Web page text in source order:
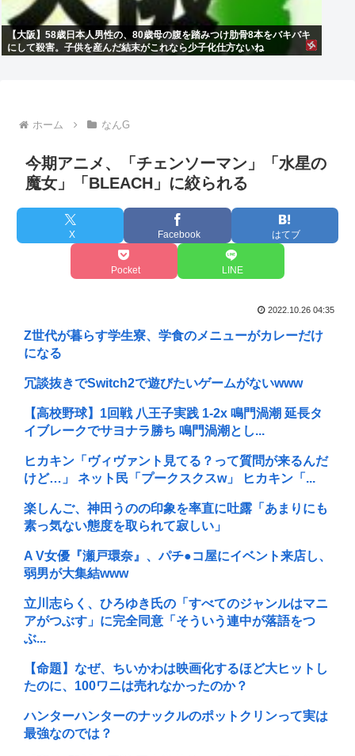
【大阪】58歳日本人男性の、80歳母の腹を踏みつけ肋骨8本をバキバキ
にして殺害。子供を産んだ結末がこれなら少子化仕方ないね
ホーム なんG
今期アニメ、「チェンソーマン」「水星の
魔女」「BLEACH」に絞られる
X Facebook はてブ
Pocket LINE
2022.10.26 04:35
Z世代が暮らす学生寮、学食のメニューがカレーだけ
になる
冗談抜きでSwitch2で遊びたいゲームがないwww
【高校野球】1回戦 八王子実践 1-2x 鳴門渦潮 延長タ
イブレークでサヨナラ勝ち 鳴門渦潮とし...
ヒカキン「ヴィヴァント見てる？って質問が来るんだ
けど…」 ネット民「プークスクスw」 ヒカキン「...
楽しんご、神田うのの印象を率直に吐露「あまりにも
素っ気ない態度を取られて寂しい」
A V女優『瀬戸環奈』、パチ●コ屋にイベント来店し、
弱男が大集結www
立川志らく、ひろゆき氏の「すべてのジャンルはマニ
アがつぶす」に完全同意「そういう連中が落語をつ
ぶ...
【命題】なぜ、ちいかわは映画化するほど大ヒットし
たのに、100ワニは売れなかったのか？
ハンターハンターのナックルのポットクリンって実は
最強なのでは？